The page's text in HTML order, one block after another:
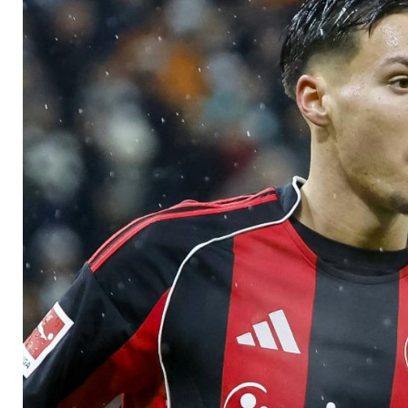
ein Hund